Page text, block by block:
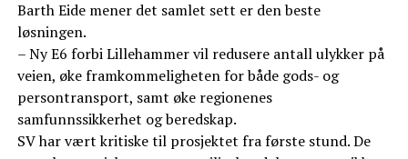
Barth Eide mener det samlet sett er den beste
løsningen.
– Ny E6 forbi Lillehammer vil redusere antall ulykker på
veien, øke framkommeligheten for både gods- og
persontransport, samt øke regionenes
samfunnssikkerhet og beredskap.
SV har vært kritiske til prosjektet fra første stund. De